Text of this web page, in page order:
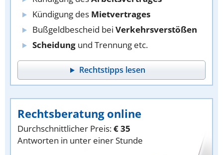
Kündigung des Mietvertrages
Bußgeldbescheid bei Verkehrsverstößen
Scheidung und Trennung etc.
Rechtstipps lesen
Rechtsberatung online
Durchschnittlicher Preis:€ 35
Antworten in unter einer Stunde